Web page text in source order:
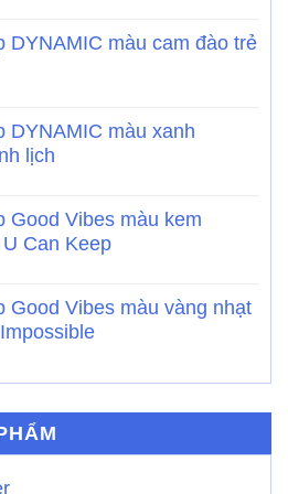
DYNAMIC màu cam đào trẻ
DYNAMIC màu xanh
lịch
Good Vibes màu kem
Can Keep
Good Vibes màu vàng nhạt